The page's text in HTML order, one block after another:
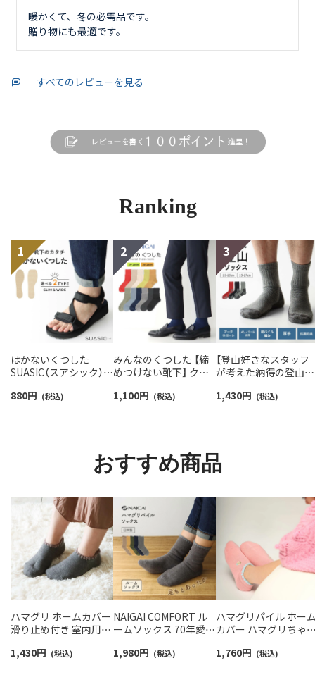
暖かくて、冬の必需品です。
贈り物にも最適です。
すべてのレビューを見る
Ranking
はかないくつした
SUASIC（スアシック）
抗菌防臭 ソックス メン
880円 (税込)
みんなのくつした 【締
めつけない靴下】 クル
【24-26cm】【26-28cm】
1,100円 (税込)
【登山好きなスタッフ
が考えた納得の登山用
リノウール混 クルー
1,430円 (税込)
おすすめ商品
ハマグリ ホームカバー
滑り止め付き 室内用靴
ィース 【365日最短翌日
1,430円 (税込)
NAIGAI COMFORT ル
ームソックス 70年愛さ
メンズ 足底滑り止め付
1,980円 (税込)
ハマグリパイル ホー
カバー ハマグリちゃ
ームソックス
1,760円 (税込)